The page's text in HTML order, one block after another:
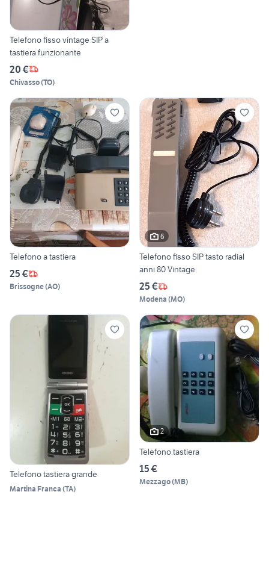
Telefono fisso vintage SIP a
tastiera funzionante
20 €
Chivasso(TO)
Telefono a tastiera
25 €
Brissogne(AO)
6
Telefono fisso SIP tasto radial
anni 80 Vintage
25 €
Modena (MO)
Telefono tastiera grande
Martina Franca (TA)
2
Telefono tastiera
15 €
Mezzago(MB)